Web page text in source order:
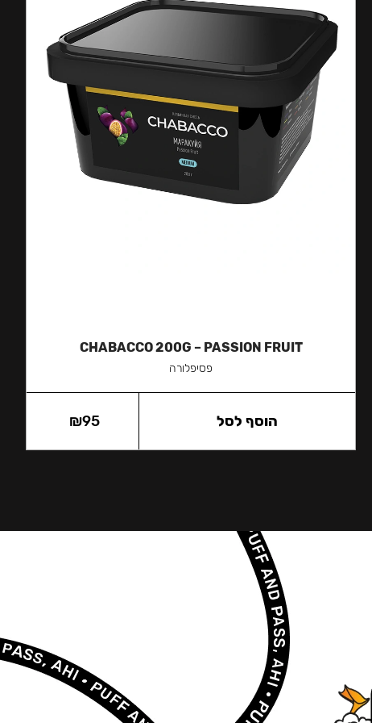
CHABACCO 200G – PASSION FRUIT
פסיפלורה
₪95 הוסף לסל